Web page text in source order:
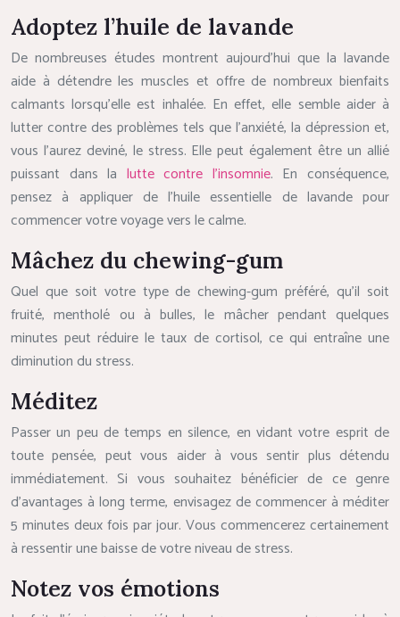
Adoptez l’huile de lavande
De nombreuses études montrent aujourd’hui que la lavande
aide à détendre les muscles et offre de nombreux bienfaits
calmants lorsqu’elle est inhalée. En effet, elle semble aider à
lutter contre des problèmes tels que l’anxiété, la dépression et,
vous l’aurez deviné, le stress. Elle peut également être un allié
puissant dans la lutte contre l’insomnie. En conséquence,
pensez à appliquer de l’huile essentielle de lavande pour
commencer votre voyage vers le calme.
Mâchez du chewing-gum
Quel que soit votre type de chewing-gum préféré, qu’il soit
fruité, mentholé ou à bulles, le mâcher pendant quelques
minutes peut réduire le taux de cortisol, ce qui entraîne une
diminution du stress.
Méditez
Passer un peu de temps en silence, en vidant votre esprit de
toute pensée, peut vous aider à vous sentir plus détendu
immédiatement. Si vous souhaitez bénéficier de ce genre
d’avantages à long terme, envisagez de commencer à méditer
5 minutes deux fois par jour. Vous commencerez certainement
à ressentir une baisse de votre niveau de stress.
Notez vos émotions